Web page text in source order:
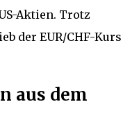
Aktien. Trotz
der EUR/CHF-Kurs
aus dem